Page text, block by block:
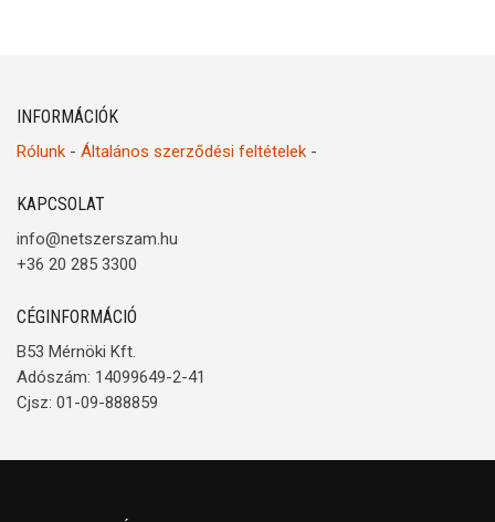
INFORMÁCIÓK
Rólunk - Általános szerződési feltételek -
KAPCSOLAT
info@netszerszam.hu
+36 20 285 3300
CÉGINFORMÁCIÓ
B53 Mérnöki Kft.
Adószám: 14099649-2-41
Cjsz: 01-09-888859